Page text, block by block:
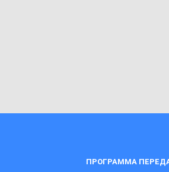
ПРОГРАММА